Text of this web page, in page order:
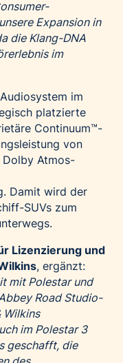
Expansion in
die Klang-DNA
im
im
platzierte
Continuum™-
von
Dolby Atmos-
Damit wird der
SUVs zum
Lizenzierung und
, ergänzt:
mit Polestar und
Road Studio-
Wilkins
im Polestar 3
geschafft, die